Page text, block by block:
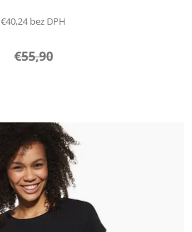
€40,24 bez DPH
€55,90